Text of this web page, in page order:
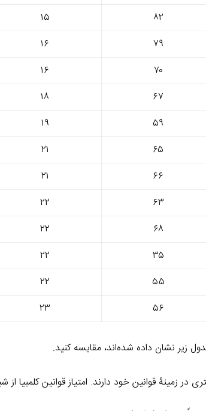
۸۲
۱۵
۷۹
۱۶
۷۰
۱۶
۶۷
۱۸
۵۹
۱۹
۶۵
۲۱
۶۶
۲۱
۶۳
۲۲
۶۸
۲۲
۳۵
۲۲
۵۵
۲۲
۵۶ ۲۳
زیر نشان داده شده‌اند، مقایسه کنید.
زمینۀ قوانین خود دارند. امتیاز قوانین کلمبیا از